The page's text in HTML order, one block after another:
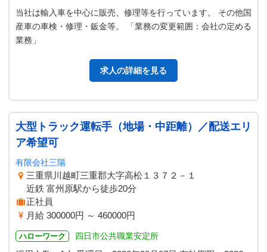
当社は輸入車を中心に販売、修理等を行っています。 その他国
産車の車検・修理・鈑金等。 「業務の変更範囲：会社の定める
業務」
求人の詳細を見る
大型トラック運転手（地場・中距離）／配送エリ
ア希望可
有限会社三陽
三重県川越町三重郡大字高松１３７２－１
近鉄 富州原駅から徒歩20分
正社員
月給 300000円 ～ 460000円
ハローワーク 四日市公共職業安定所